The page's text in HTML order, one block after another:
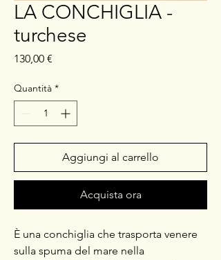
LA CONCHIGLIA -
turchese
130,00 €
Quantità *
Aggiungi al carrello
Acquista ora
È una conchiglia che trasporta venere
sulla spuma del mare nella